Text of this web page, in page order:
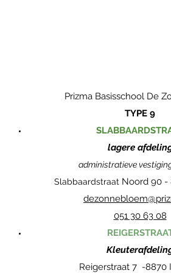
Prizma Basisschool De
TYPE 9
lagere
administratieve
Slabbaardstraat Noord 90 -
051 30 63 08
Reigerstraat 7 -8870